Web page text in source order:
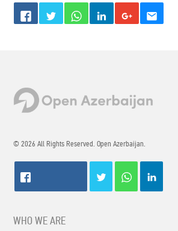
© 2026 All Rights Reserved. Open Azerbaijan.
WHO WE ARE